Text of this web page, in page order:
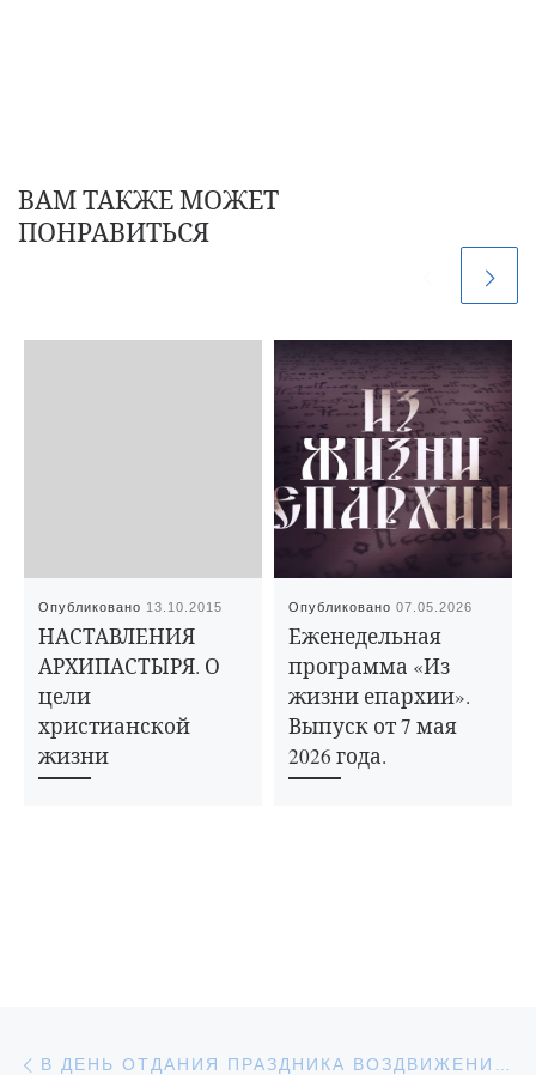
ВАМ ТАКЖЕ МОЖЕТ
ПОНРАВИТЬСЯ
Опубликовано 13.10.2015
НАСТАВЛЕНИЯ
АРХИПАСТЫРЯ. О
цели
христианской
жизни
Опубликовано07.05.2026
Еженедельная
программа «Из
жизни епархии».
Выпуск от 7 мая
2026 года.
Навигация по записям